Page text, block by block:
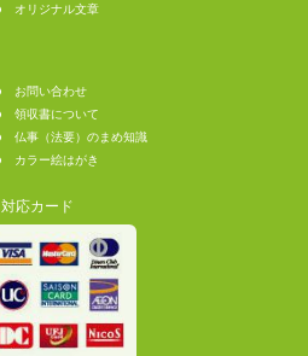
オリジナル文章
お問い合わせ
領収書について
仏事（法要）のまめ知識
カラー絵はがき
対応カード